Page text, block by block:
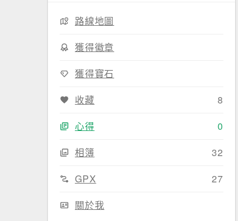
路線地圖
獲得徽章
獲得寶石
收藏
8
心得
0
相簿
32
GPX
27
關於我